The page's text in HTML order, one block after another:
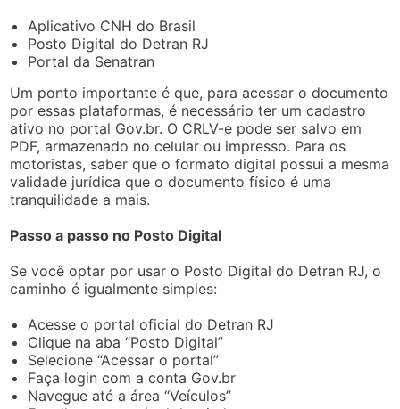
Aplicativo CNH do Brasil
Posto Digital do Detran RJ
Portal da Senatran
Um ponto importante é que, para acessar o documento
por essas plataformas, é necessário ter um cadastro
ativo no portal Gov.br. O CRLV-e pode ser salvo em
PDF, armazenado no celular ou impresso. Para os
motoristas, saber que o formato digital possui a mesma
validade jurídica que o documento físico é uma
tranquilidade a mais.
Passo a passo no Posto Digital
Se você optar por usar o Posto Digital do Detran RJ, o
caminho é igualmente simples:
Acesse o portal oficial do Detran RJ
Clique na aba “Posto Digital”
Selecione “Acessar o portal”
Faça login com a conta Gov.br
Navegue até a área “Veículos”